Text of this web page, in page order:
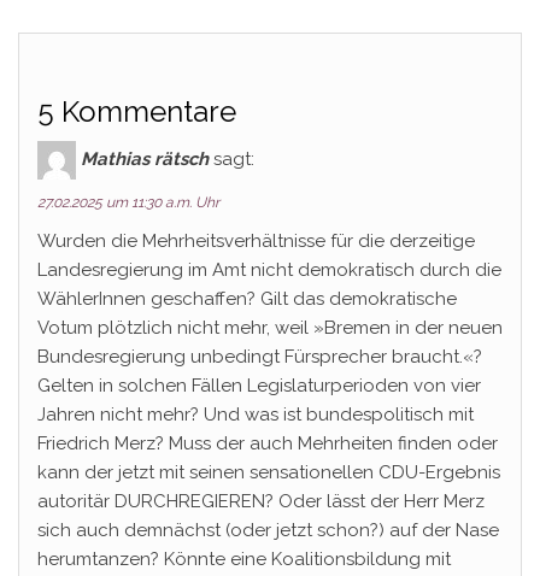
5 Kommentare
Mathias rätsch sagt:
27.02.2025 um 11:30 a.m. Uhr
Wurden die Mehrheitsverhältnisse für die derzeitige
Landesregierung im Amt nicht demokratisch durch die
WählerInnen geschaffen? Gilt das demokratische
Votum plötzlich nicht mehr, weil »Bremen in der neuen
Bundesregierung unbedingt Fürsprecher braucht.«?
Gelten in solchen Fällen Legislaturperioden von vier
Jahren nicht mehr? Und was ist bundespolitisch mit
Friedrich Merz? Muss der auch Mehrheiten finden oder
kann der jetzt mit seinen sensationellen CDU-Ergebnis
autoritär DURCHREGIEREN? Oder lässt der Herr Merz
sich auch demnächst (oder jetzt schon?) auf der Nase
herumtanzen? Könnte eine Koalitionsbildung mit